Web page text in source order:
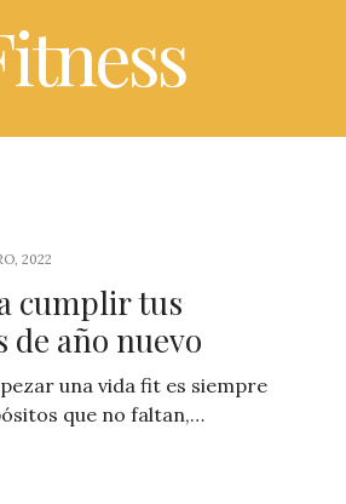
2022
cumplir tus
año nuevo
una vida fit es siempre
que no faltan,…